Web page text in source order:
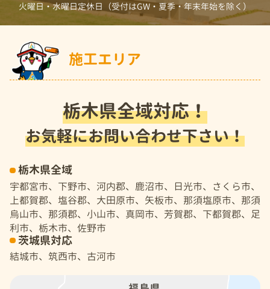
火曜日・水曜日定休日（受付はGW・夏季・年末年始を除く）
施工エリア
栃木県全域対応！
お気軽にお問い合わせ下さい！
栃木県全域
宇都宮市、下野市、河内郡、鹿沼市、日光市、さくら市、
上都賀郡、塩谷郡、大田原市、矢板市、那須塩原市、那須
烏山市、那須郡、小山市、真岡市、芳賀郡、下都賀郡、足
利市、栃木市、佐野市
茨城県対応
結城市、筑西市、古河市